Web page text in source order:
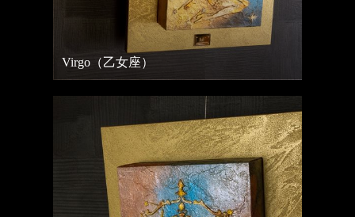
Virgo（乙女座）